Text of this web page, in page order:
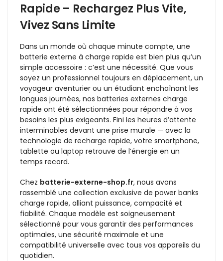
Rapide – Rechargez Plus Vite,
Vivez Sans Limite
Dans un monde où chaque minute compte, une
batterie externe à charge rapide est bien plus qu’un
simple accessoire : c’est une nécessité. Que vous
soyez un professionnel toujours en déplacement, un
voyageur aventurier ou un étudiant enchaînant les
longues journées, nos batteries externes charge
rapide ont été sélectionnées pour répondre à vos
besoins les plus exigeants. Fini les heures d’attente
interminables devant une prise murale — avec la
technologie de recharge rapide, votre smartphone,
tablette ou laptop retrouve de l’énergie en un
temps record.
Chez batterie-externe-shop.fr, nous avons
rassemblé une collection exclusive de power banks
charge rapide, alliant puissance, compacité et
fiabilité. Chaque modèle est soigneusement
sélectionné pour vous garantir des performances
optimales, une sécurité maximale et une
compatibilité universelle avec tous vos appareils du
quotidien.